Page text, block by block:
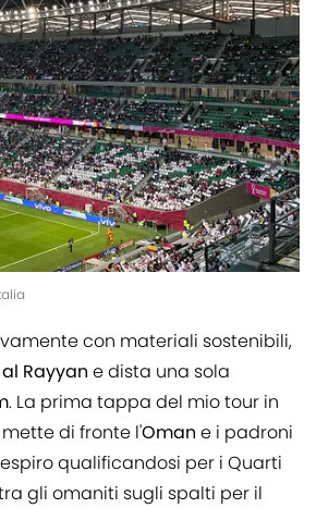
con materiali sostenibili,
al Rayyan e dista una sola
. La prima tappa del mio tour in
di fronte l'Oman e i padroni
qualificandosi per i Quarti
gli omaniti sugli spalti per il